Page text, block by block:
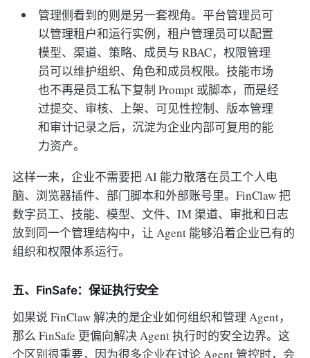
管理侧看到的则是另一套视角。平台管理员可
以管理租户和运行实例，租户管理员可以配置
模型、渠道、策略、成员与 RBAC，权限管理
员可以维护组织、角色和成员权限。技能市场
也不再是员工私下复制 Prompt 或脚本，而是经
过提交、审核、上架、可见性控制、版本管理
和审计记录之后，沉淀为企业内部可复用的能
力资产。
这样一来，企业不需要把 AI 能力散落在员工个人电
脑、浏览器插件、部门脚本和外部账号里。FinClaw 把
数字员工、技能、模型、文件、IM 渠道、审批和日志
放到同一个管理结构中，让 Agent 能够沿着企业已有的
组织和权限体系运行。
五、FinSafe：保证执行安全
如果说 FinClaw 解决的是企业如何组织和管理 Agent，
那么 FinSafe 更偏向解决 Agent 执行时的安全边界。这
个区别很重要，因为很多企业在讨论 Agent 管控时，会